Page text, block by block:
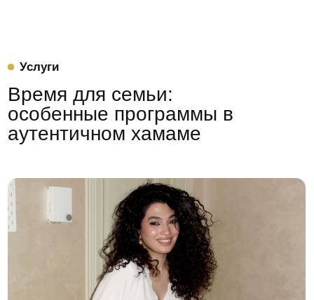
22 000 р.
Спа для Семьи
«Нежность»
Подробнее
Записаться